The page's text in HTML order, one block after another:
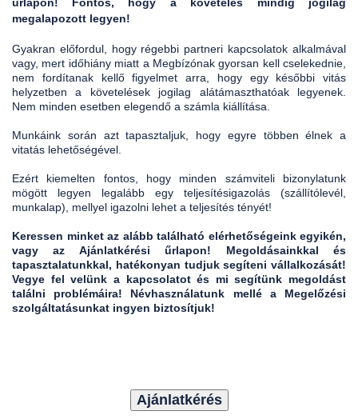
megalapozott legyen!
Gyakran előfordul, hogy régebbi partneri kapcsolatok alkalmával
vagy, mert időhiány miatt a Megbízónak gyorsan kell cselekednie,
nem fordítanak kellő figyelmet arra, hogy egy későbbi vitás
helyzetben a követelések jogilag alátámaszthatóak legyenek.
Nem minden esetben elegendő a számla kiállítása.
Munkáink során azt tapasztaljuk, hogy egyre többen élnek a
vitatás lehetőségével.
Ezért kiemelten fontos, hogy minden számviteli bizonylatunk
mögött legyen legalább egy teljesítésigazolás (szállítólevél,
munkalap), mellyel igazolni lehet a teljesítés tényét!
Keressen minket az alább található elérhetőségeink egyikén,
vagy az Ajánlatkérési űrlapon! Megoldásainkkal és
tapasztalatunkkal, hatékonyan tudjuk segíteni vállalkozását!
Vegye fel velünk a kapcsolatot és mi segítünk megoldást
találni problémáira! Névhasználatunk mellé a Megelőzési
szolgáltatásunkat ingyen biztosítjuk!
Ajánlatkérés